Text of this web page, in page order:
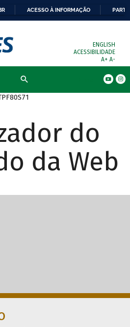
ACESSO À INFORMAÇÃO
ENGLISH
ACESSIBILIDADE
A+ A-
do
da Web